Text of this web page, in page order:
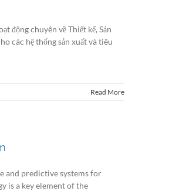
động chuyên về Thiết kế, Sản
các hệ thống sản xuất và tiêu
Read More
and predictive systems for
is a key element of the